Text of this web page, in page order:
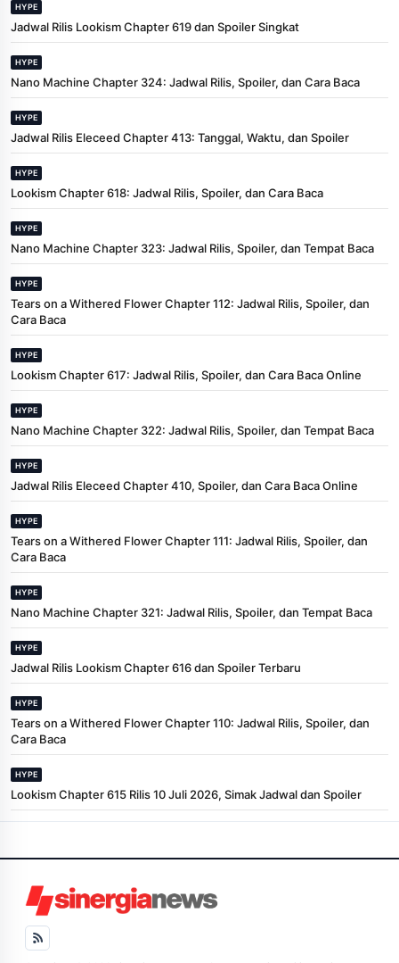
HYPE
Jadwal Rilis Lookism Chapter 619 dan Spoiler Singkat
HYPE
Nano Machine Chapter 324: Jadwal Rilis, Spoiler, dan Cara Baca
HYPE
Jadwal Rilis Eleceed Chapter 413: Tanggal, Waktu, dan Spoiler
HYPE
Lookism Chapter 618: Jadwal Rilis, Spoiler, dan Cara Baca
HYPE
Nano Machine Chapter 323: Jadwal Rilis, Spoiler, dan Tempat Baca
HYPE
Tears on a Withered Flower Chapter 112: Jadwal Rilis, Spoiler, dan
Cara Baca
HYPE
Lookism Chapter 617: Jadwal Rilis, Spoiler, dan Cara Baca Online
HYPE
Nano Machine Chapter 322: Jadwal Rilis, Spoiler, dan Tempat Baca
HYPE
Jadwal Rilis Eleceed Chapter 410, Spoiler, dan Cara Baca Online
HYPE
Tears on a Withered Flower Chapter 111: Jadwal Rilis, Spoiler, dan
Cara Baca
HYPE
Nano Machine Chapter 321: Jadwal Rilis, Spoiler, dan Tempat Baca
HYPE
Jadwal Rilis Lookism Chapter 616 dan Spoiler Terbaru
HYPE
Tears on a Withered Flower Chapter 110: Jadwal Rilis, Spoiler, dan
Cara Baca
HYPE
Lookism Chapter 615 Rilis 10 Juli 2026, Simak Jadwal dan Spoiler